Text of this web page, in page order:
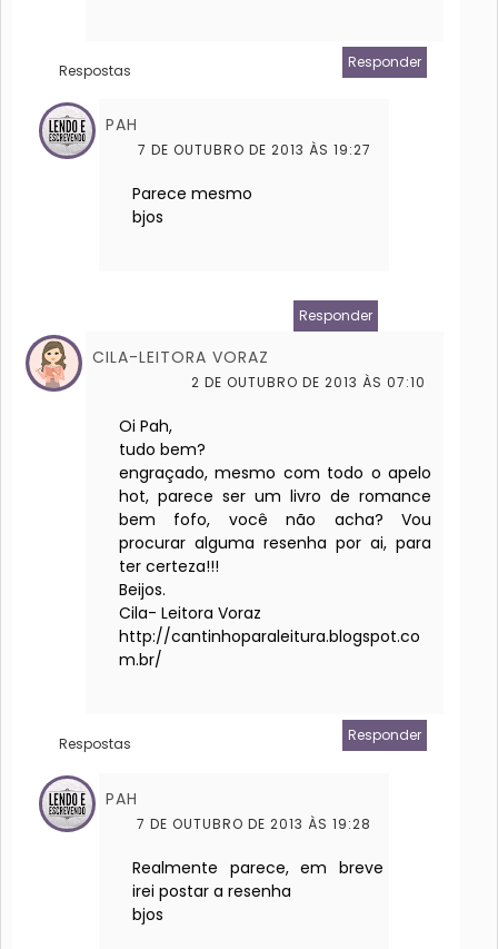
Responder
Respostas
PAH
7 DE OUTUBRO DE 2013 ÀS 19:27
Parece mesmo
bjos
Responder
CILA-LEITORA VORAZ
2 DE OUTUBRO DE 2013 ÀS 07:10
Oi Pah,
tudo bem?
engraçado, mesmo com todo o apelo
hot, parece ser um livro de romance
bem fofo, você não acha? Vou
procurar alguma resenha por ai, para
ter certeza!!!
Beijos.
Cila- Leitora Voraz
http://cantinhoparaleitura.blogspot.co
m.br/
Responder
Respostas
PAH
7 DE OUTUBRO DE 2013 ÀS 19:28
Realmente parece, em breve
irei postar a resenha
bjos